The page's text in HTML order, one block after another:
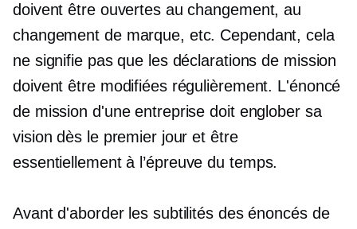
doivent être ouvertes au changement, au
changement de marque, etc. Cependant, cela
ne signifie pas que les déclarations de mission
doivent être modifiées régulièrement. L'énoncé
de mission d'une entreprise doit englober sa
vision dès le premier jour et être
essentiellementà l’épreuve du temps.
Avant d'aborder les subtilités des énoncés de